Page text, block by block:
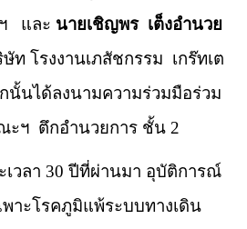
และ นายเชิญพร เต็งอำนวย
ท โรงงานเภสัชกรรม เกร๊ทเต
นั้นได้ลงนามความร่วมมือร่วม
ะฯ ตึกอำนวยการ ชั้น 2
วลา 30 ปีที่ผ่านมา อุบัติการณ์
าะโรคภูมิแพ้ระบบทางเดิน